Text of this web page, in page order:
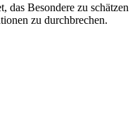
das Besondere zu schätzen
zu durchbrechen.